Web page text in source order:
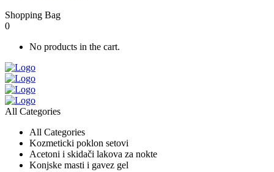
Shopping Bag
0
No products in the cart.
All Categories
All Categories
Kozmeticki poklon setovi
Acetoni i skidači lakova za nokte
Konjske masti i gavez gel